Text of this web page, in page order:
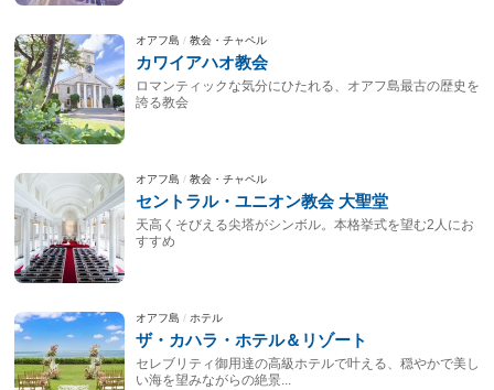
オアフ島 教会・チャペル
カワイアハオ教会
ロマンティックな気分にひたれる、オアフ島最古の歴史を
誇る教会
オアフ島 教会・チャペル
セントラル・ユニオン教会 大聖堂
天高くそびえる尖塔がシンボル。本格挙式を望む2人にお
すすめ
オアフ島 ホテル
ザ・カハラ・ホテル＆リゾート
セレブリティ御用達の高級ホテルで叶える、穏やかで美し
い海を望みながらの絶景...